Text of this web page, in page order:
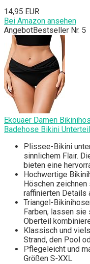
14,95 EUR
Bei Amazon ansehen
AngebotBestseller Nr. 5
Ekouaer Damen
Badehose Bikini
Plissee-Bikini
sinnlichem Flair.
bieten eine
Hochwertige
Höschen
raffinierten Details
Triangel-
Farben, lassen
Oberteil
Klassisch und
Strand, den Pool
Pflegeleicht und
Größen S-XXL